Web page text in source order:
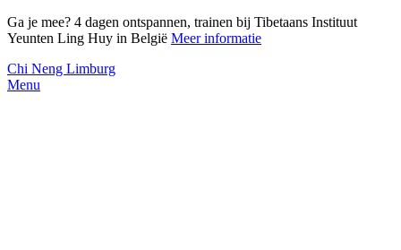
Ga je mee? 4 dagen ontspannen, trainen bij Tibetaans Instituut
Yeunten Ling Huy in België Meer informatie
Chi Neng Limburg
Menu